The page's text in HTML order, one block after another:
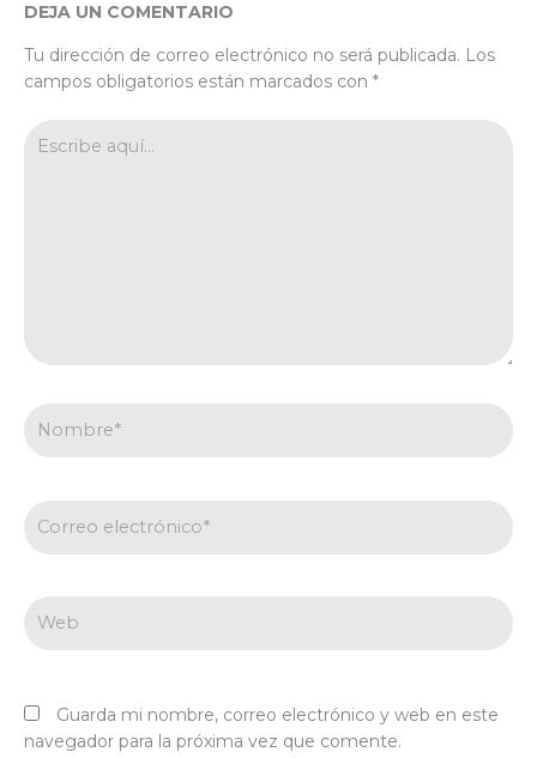
DEJA UN COMENTARIO
Tu dirección de correo electrónico no será publicada. Los
campos obligatorios están marcados con *
aquí...
electrónico*
Guarda mi nombre, correo electrónico y web en este
navegador para la próxima vez que comente.